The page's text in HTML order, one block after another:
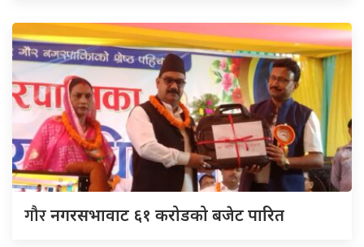
गौरनगरसभावाट ६१ करोडको बजेट पारित